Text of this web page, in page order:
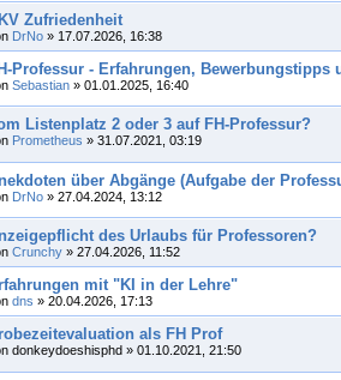
Zufriedenheit
DrNo » 17.07.2026, 16:38
Professur - Erfahrungen, Bewerbungstipps
Sebastian » 01.01.2025, 16:40
Listenplatz 2 oder 3 auf FH-Professur?
Prometheus » 31.07.2021, 03:19
über Abgänge (Aufgabe der
DrNo » 27.04.2024, 13:12
des Urlaubs für Professoren?
Crunchy » 27.04.2026, 11:52
mit "KI in der Lehre"
dns » 20.04.2026, 17:13
als FH Prof
donkeydoeshisphd » 01.10.2021, 21:50